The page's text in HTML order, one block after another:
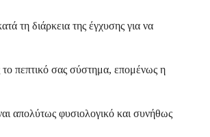
τη διάρκεια της έγχυσης για να
το πεπτικό σας σύστημα, επομένως η
απολύτως φυσιολογικό και συνήθως